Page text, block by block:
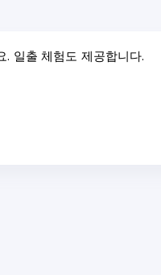
일출 체험도 제공합니다.